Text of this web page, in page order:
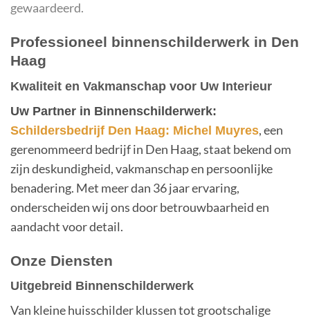
gewaardeerd.
Professioneel binnenschilderwerk in Den
Haag
Kwaliteit en Vakmanschap voor Uw Interieur
Uw Partner in Binnenschilderwerk:
Schildersbedrijf Den Haag: Michel Muyres, een
gerenommeerd bedrijf in Den Haag, staat bekend om
zijn deskundigheid, vakmanschap en persoonlijke
benadering. Met meer dan 36 jaar ervaring,
onderscheiden wij ons door betrouwbaarheid en
aandacht voor detail.
Onze Diensten
Uitgebreid Binnenschilderwerk
Van kleine huisschilder klussen tot grootschalige